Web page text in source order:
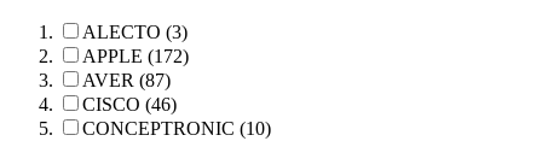
ALECTO (3)
APPLE (172)
AVER (87)
CISCO (46)
CONCEPTRONIC (10)